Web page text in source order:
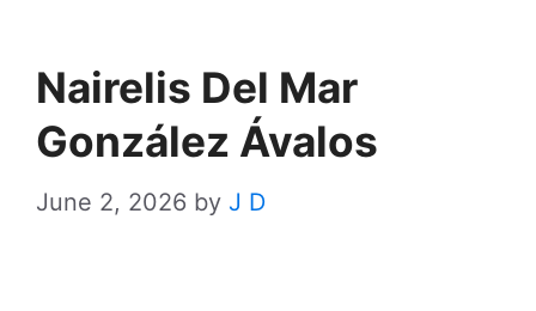
Nairelis Del Mar
González Ávalos
June 2, 2026 by J D